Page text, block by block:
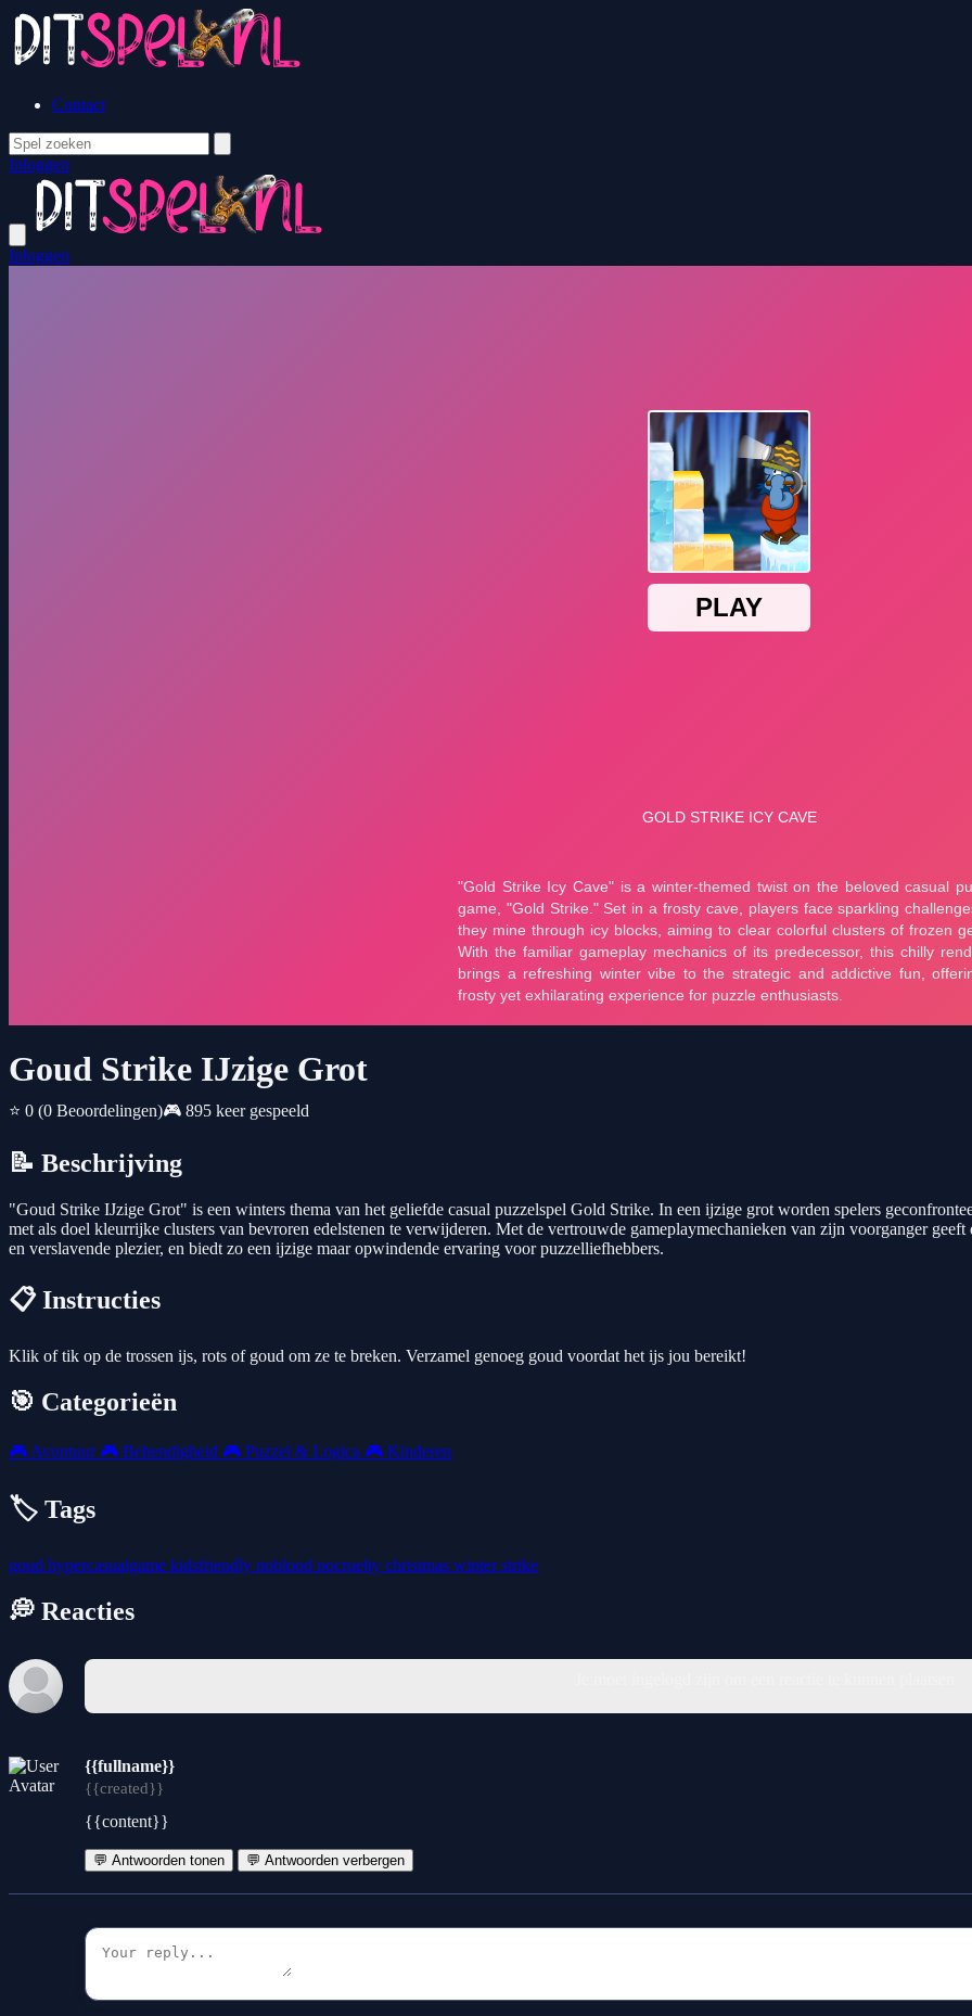
Contact
Inloggen
Inloggen
Goud Strike IJzige Grot
⭐ 0 (0 Beoordelingen)🎮 895 keer gespeeld
📝 Beschrijving
"Goud Strike IJzige Grot" is een winters thema van het geliefde casual puzzelspel Gold Strike. In een ijzige grot worden spelers
met als doel kleurrijke clusters van bevroren edelstenen te verwijderen. Met de vertrouwde gameplaymechanieken van zijn voorganger
en verslavende plezier, en biedt zo een ijzige maar opwindende ervaring voor puzzelliefhebbers.
📋 Instructies
Klik of tik op de trossen ijs, rots of goud om ze te breken. Verzamel genoeg goud voordat het ijs jou bereikt!
🎯 Categorieën
🎮 Avontuur 🎮 Behendigheid 🎮 Puzzel & Logica 🎮 Kinderen
🏷️ Tags
goud hypercasualgame kidsfriendly noblood nocruelty christmas winterstrike
💭 Reacties
{{fullname}}
{{created}}
{{content}}
💬 Antwoorden tonen 💬 Antwoorden verbergen